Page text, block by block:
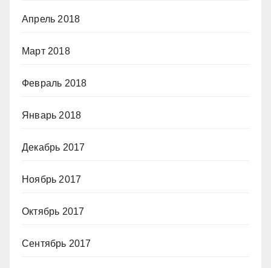
Апрель 2018
Март 2018
Февраль 2018
Январь 2018
Декабрь 2017
Ноябрь 2017
Октябрь 2017
Сентябрь 2017